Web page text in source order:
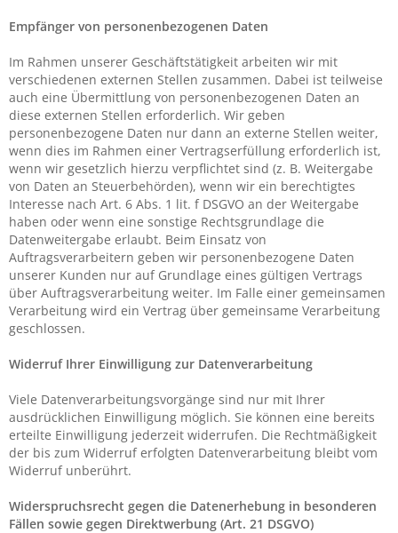
Empfänger von personenbezogenen Daten
Im Rahmen unserer Geschäftstätigkeit arbeiten wir mit
verschiedenen externen Stellen zusammen. Dabei ist teilweise
auch eine Übermittlung von personenbezogenen Daten an
diese externen Stellen erforderlich. Wir geben
personenbezogene Daten nur dann an externe Stellen weiter,
wenn dies im Rahmen einer Vertragserfüllung erforderlich ist,
wenn wir gesetzlich hierzu verpflichtet sind (z. B. Weitergabe
von Daten an Steuerbehörden), wenn wir ein berechtigtes
Interesse nach Art. 6 Abs. 1 lit. f DSGVO an der Weitergabe
haben oder wenn eine sonstige Rechtsgrundlage die
Datenweitergabe erlaubt. Beim Einsatz von
Auftragsverarbeitern geben wir personenbezogene Daten
unserer Kunden nur auf Grundlage eines gültigen Vertrags
über Auftragsverarbeitung weiter. Im Falle einer gemeinsamen
Verarbeitung wird ein Vertrag über gemeinsame Verarbeitung
geschlossen.
Widerruf Ihrer Einwilligung zur Datenverarbeitung
Viele Datenverarbeitungsvorgänge sind nur mit Ihrer
ausdrücklichen Einwilligung möglich. Sie können eine bereits
erteilte Einwilligung jederzeit widerrufen. Die Rechtmäßigkeit
der bis zum Widerruf erfolgten Datenverarbeitung bleibt vom
Widerruf unberührt.
Widerspruchsrecht gegen die Datenerhebung in besonderen
Fällen sowie gegen Direktwerbung (Art. 21 DSGVO)